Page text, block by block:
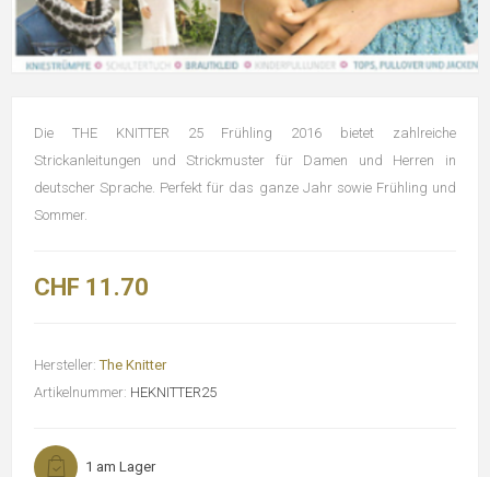
Die THE KNITTER 25 Frühling 2016 bietet zahlreiche
Strickanleitungen und Strickmuster für Damen und Herren in
deutscher Sprache. Perfekt für das ganze Jahr sowie Frühling und
Sommer.
CHF 11.70
Hersteller: The Knitter
Artikelnummer: HEKNITTER25
1 am Lager